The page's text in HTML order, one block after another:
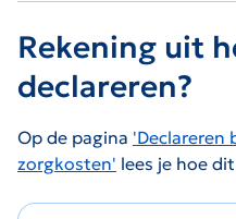
Rekening uit
declareren?
Op de pagina 'Declareren
zorgkosten' lees je hoe